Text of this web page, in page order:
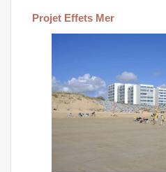
Projet Effets Mer